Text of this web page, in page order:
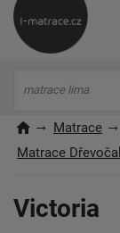
Matrace
Matrace Dřevočal
Victoria